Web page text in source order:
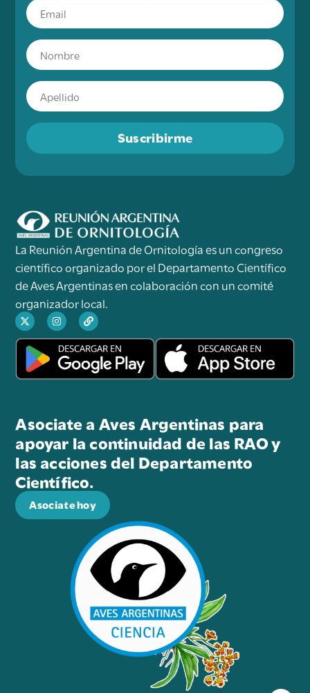
Suscribirme
La Reunión Argentina de Ornitología es un congreso
científico organizado por el Departamento Científico
de Aves Argentinas en colaboración con un comité
organizador local.
Asociate a Aves Argentinas para
apoyar la continuidad de las RAO y
las acciones del Departamento
Científico.
Asociate hoy